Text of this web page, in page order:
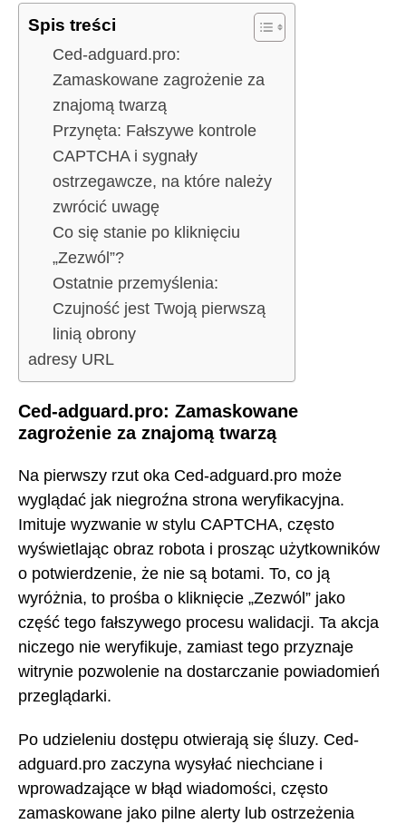
Spis treści
Ced-adguard.pro:
Zamaskowane zagrożenie za
znajomą twarzą
Przynęta: Fałszywe kontrole
CAPTCHA i sygnały
ostrzegawcze, na które należy
zwrócić uwagę
Co się stanie po kliknięciu
„Zezwól”?
Ostatnie przemyślenia:
Czujność jest Twoją pierwszą
linią obrony
adresy URL
Ced-adguard.pro: Zamaskowane
zagrożenie za znajomą twarzą
Na pierwszy rzut oka Ced-adguard.pro może
wyglądać jak niegroźna strona weryfikacyjna.
Imituje wyzwanie w stylu CAPTCHA, często
wyświetlając obraz robota i prosząc użytkowników
o potwierdzenie, że nie są botami. To, co ją
wyróżnia, to prośba o kliknięcie „Zezwól” jako
część tego fałszywego procesu walidacji. Ta akcja
niczego nie weryfikuje, zamiast tego przyznaje
witrynie pozwolenie na dostarczanie powiadomień
przeglądarki.
Po udzieleniu dostępu otwierają się śluzy. Ced-
adguard.pro zaczyna wysyłać niechciane i
wprowadzające w błąd wiadomości, często
zamaskowane jako pilne alerty lub ostrzeżenia